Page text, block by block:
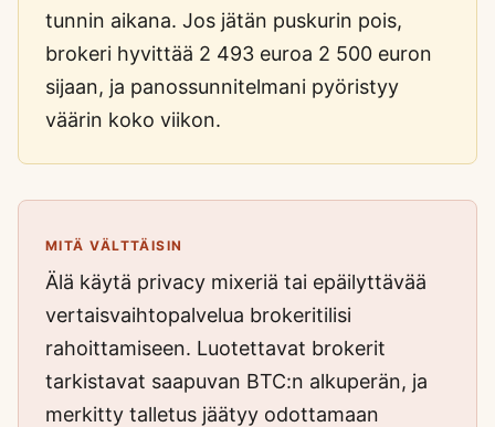
tunnin aikana. Jos jätän puskurin pois,
brokeri hyvittää 2 493 euroa 2 500 euron
sijaan, ja panossunnitelmani pyöristyy
väärin koko viikon.
MITÄ VÄLTTÄISIN
Älä käytä privacy mixeriä tai epäilyttävää
vertaisvaihtopalvelua brokeritilisi
rahoittamiseen. Luotettavat brokerit
tarkistavat saapuvan BTC:n alkuperän, ja
merkitty talletus jäätyy odottamaan